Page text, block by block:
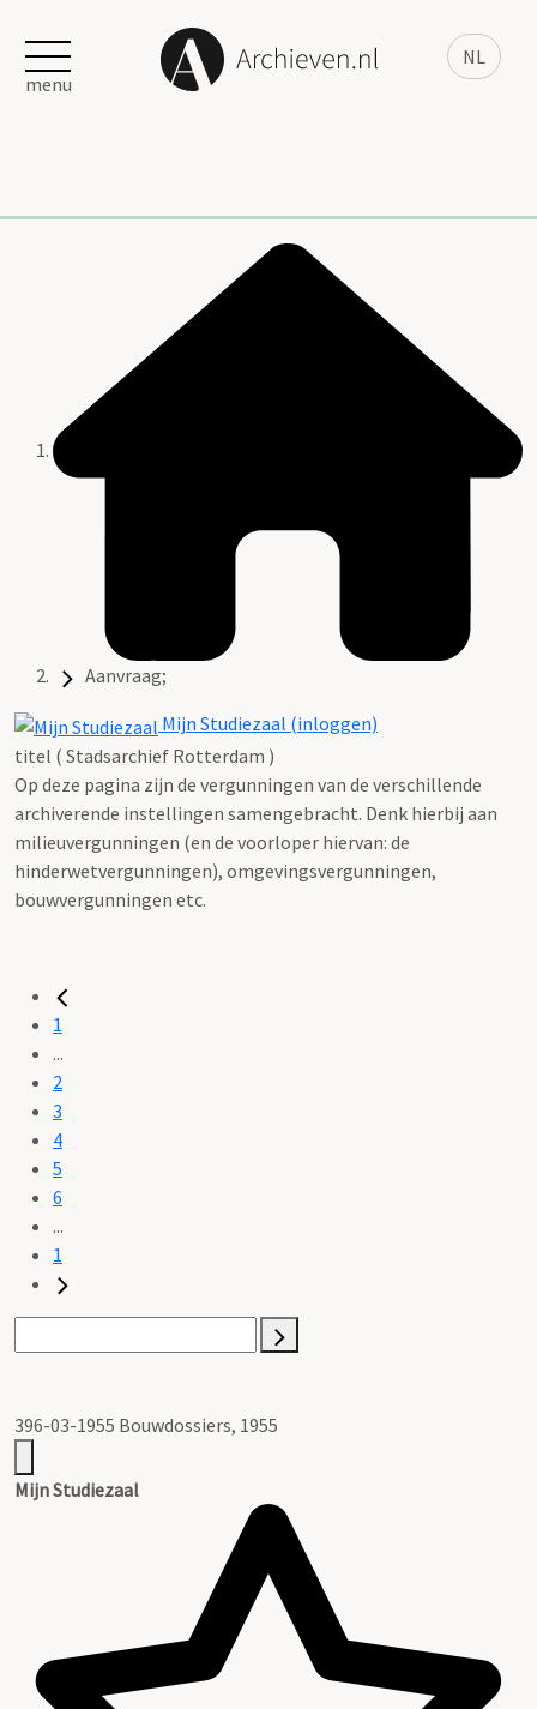
NL
menu
Aanvraag;
Mijn Studiezaal (inloggen)
titel ( Stadsarchief Rotterdam )
Op deze pagina zijn de vergunningen van de verschillende
archiverende instellingen samengebracht. Denk hierbij aan
milieuvergunningen (en de voorloper hiervan: de
hinderwetvergunningen), omgevingsvergunningen,
bouwvergunningen etc.
1
...
2
3
4
5
6
...
1
396-03-1955 Bouwdossiers, 1955
Mijn Studiezaal